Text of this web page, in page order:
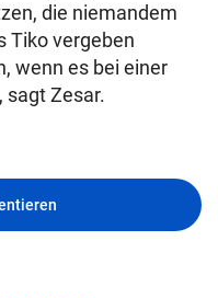
die niemandem
Tiko vergeben
wenn es bei einer
sagt Zesar.